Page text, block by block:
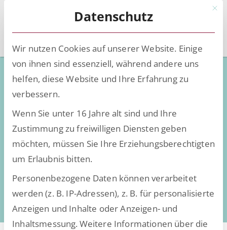
Höhere
Mitarbeiterzufriedenheit durch
Digitalisierung am Arbeitsplatz
Mit
Datenschutz
Wir nutzen Cookies auf unserer Website. Einige
von ihnen sind essenziell, während andere uns
helfen, diese Website und Ihre Erfahrung zu
verbessern.
Wenn Sie unter 16 Jahre alt sind und Ihre
Zustimmung zu freiwilligen Diensten geben
möchten, müssen Sie Ihre Erziehungsberechtigten
um Erlaubnis bitten.
Personenbezogene Daten können verarbeitet
werden (z. B. IP-Adressen), z. B. für personalisierte
Anzeigen und Inhalte oder Anzeigen- und
Inhaltsmessung. Weitere Informationen über die